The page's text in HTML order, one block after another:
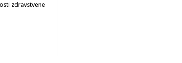
zdravstvene